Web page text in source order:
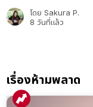
โดย Sakura P.
8 วันที่แล้ว
เรื่องห้ามพลาด